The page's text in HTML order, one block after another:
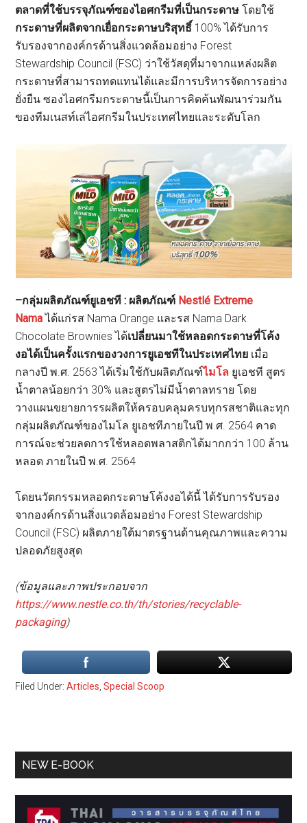
ตลาดที่ใช้บรรจุภัณฑ์ซองไอศกรีมที่เป็นกระดาษ โดยใช้
กระดาษที่ผลิตจากเยื่อกระดาษบริสุทธิ์ 100% ได้รับการ
รับรองจากองค์กรด้านสิ่งแวดล้อมอย่าง Forest
Stewardship Council (FSC) ว่าใช้วัสดุที่มาจากแหล่งผลิต
กระดาษที่สามารถทดแทนได้และมีการบริหารจัดการอย่าง
ยั่งยืน ซองไอศกรีมกระดาษนี้เป็นการคิดค้นพัฒนาร่วมกัน
ของทีมเนสท์เล่ไอศกรีมในประเทศไทยและระดับโลก
–กลุ่มผลิตภัณฑ์ยูเอชที: ผลิตภัณฑ์ Nestlé Extreme
Namaได้แก่รส Nama Orange และรส Nama Dark
Chocolate Brownies ได้เปลี่ยนมาใช้หลอดกระดาษที่โค้ง
งอได้เป็นครั้งแรกของวงการยูเอชทีในประเทศไทย เมื่อ
กลางปี พ.ศ. 2563 ได้เริ่มใช้กับผลิตภัณฑ์ไมโล ยูเอชที สูตร
น้ำตาลน้อยกว่า 30% และสูตรไม่มีน้ำตาลทราย โดย
วางแผนขยายการรผลิตให้ครอบคลุมครบทุกรสชาติและทุก
กลุ่มผลิตภัณฑ์ของไมโล ยูเอชทีภายในปี พ.ศ. 2564 คาด
การณ์จะช่วยลดการใช้หลอดพลาสติกได้มากกว่า 100 ล้าน
หลอด ภายในปี พ.ศ. 2564
โดยนวัตกรรมหลอดกระดาษโค้งงอได้นี้ ได้รับการรับรอง
จากองค์กรด้านสิ่งแวดล้อมอย่าง Forest Stewardship
Council (FSC) ผลิตภายใต้มาตรฐานด้านคุณภาพและความ
ปลอดภัยสูงสุด
(ข้อมูลและภาพประกอบจาก
https://www.nestle.co.th/th/stories/recyclable-
packaging)
Filed Under:Articles ,Special Scoop
Primary
NEW E-BOOK